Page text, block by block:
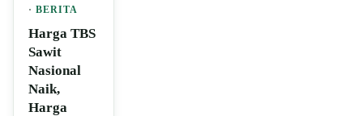
· BERITA
Harga TBS
Sawit
Nasional
Naik,
Harga